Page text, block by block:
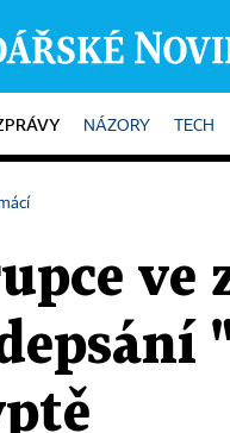
NÁZORY TECH
ve